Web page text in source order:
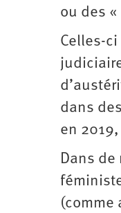
ou des
Celles-
dans
en
Dans
(comme